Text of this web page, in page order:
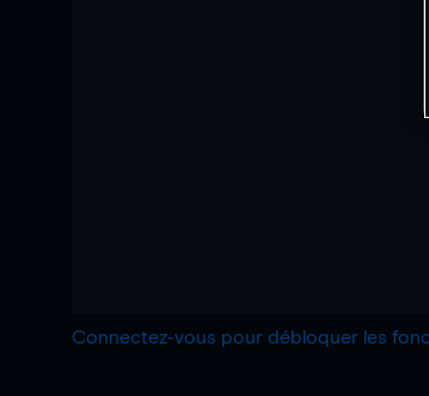
Connectez-vous pour débloquer les